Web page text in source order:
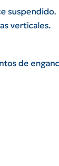
verticales.
de